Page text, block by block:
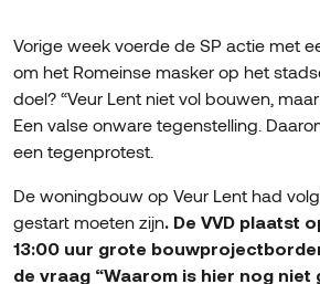
Vorige week voerde de SP actie met
om het Romeinse masker op het
doel? “Veur Lent niet vol bouwen,
Een valse onware tegenstelling.
een tegenprotest.
De woningbouw op Veur Lent had
gestart moeten zijn. De VVD plaatst
13:00 uur grote
de vraag “Waarom is hier nog niet